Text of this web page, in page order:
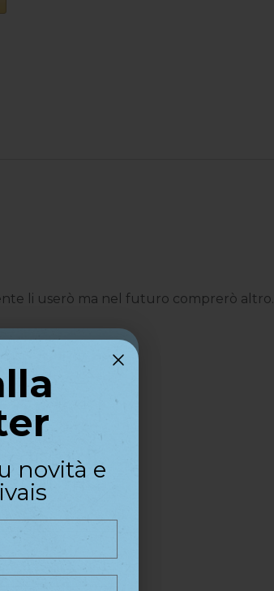
li userò ma nel futuro comprerò altro.
di
primo
novità e